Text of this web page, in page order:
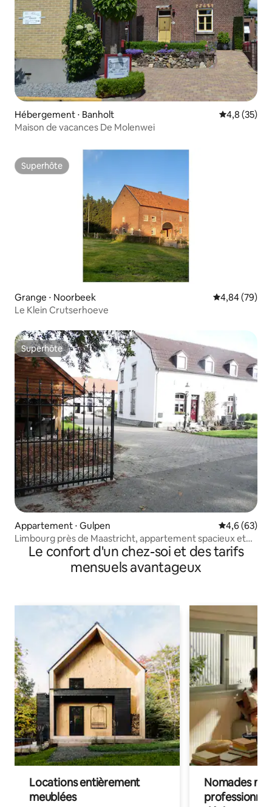
Hébergement ⋅ Banholt Évaluation
4,8 (35)
Maison de vacances De Molenwei
Superhôte
Superhôte
Grange ⋅ Noorbeek Évaluation
4,84 (79)
Le Klein Crutserhoeve
Superhôte
Superhôte
Appartement ⋅ Gulpen Évaluation
4,6 (63)
Limbourg près de Maastricht, appartement spacieux et
luxueux. th
Le confort d'un chez-soi et des tarifs
mensuels avantageux
Locations entièrement
meublées
Nomades